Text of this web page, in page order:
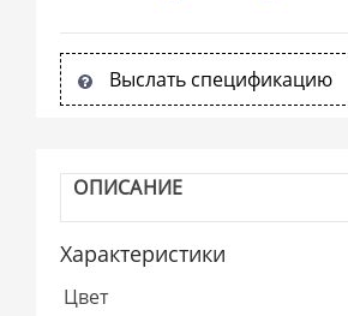
Выслать спецификацию
ОПИСАНИЕ
Характеристики
Цвет